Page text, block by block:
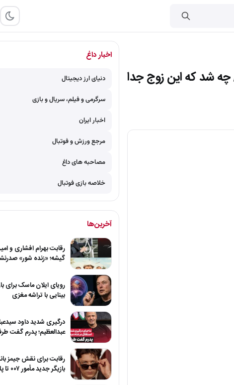
دخترشان/ چه شد که این زوج جدا
اخبار داغ
دنیای ارز دیجیتال
سرگرمی و فیلم، سریال و بازی
اخبار ایران
مرجع ورزش و فوتبال
مصاحبه های داغ
خلاصه بازی فوتبال
آخرین‌ها
رقابت بهرام افشاری و
گیشه؛ «زنده شور»
رویای ایلان ماسک برای
بینایی با تراشه مغزی
درگیری شدید داود
عبدالعظیم؛ پدرم گفت
رقابت برای نقش جیمز
بازیگر جدید مأمور ۰۰۷ تا پایان…